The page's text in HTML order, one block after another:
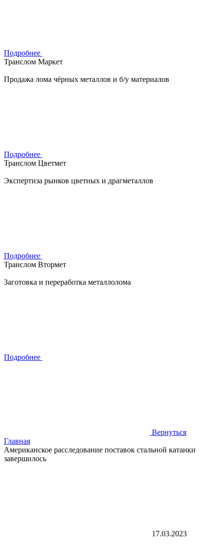
Подробнее
Транслом Маркет
Продажа лома чёрных металлов и б/у материалов
Подробнее
Транслом Цветмет
Экспертиза рынков цветных и драгметаллов
Подробнее
Транслом Втормет
Заготовка и переработка металлолома
Подробнее
Вернуться
Главная
Американское расследование поставок стальной катанки
завершилось
17.03.2023